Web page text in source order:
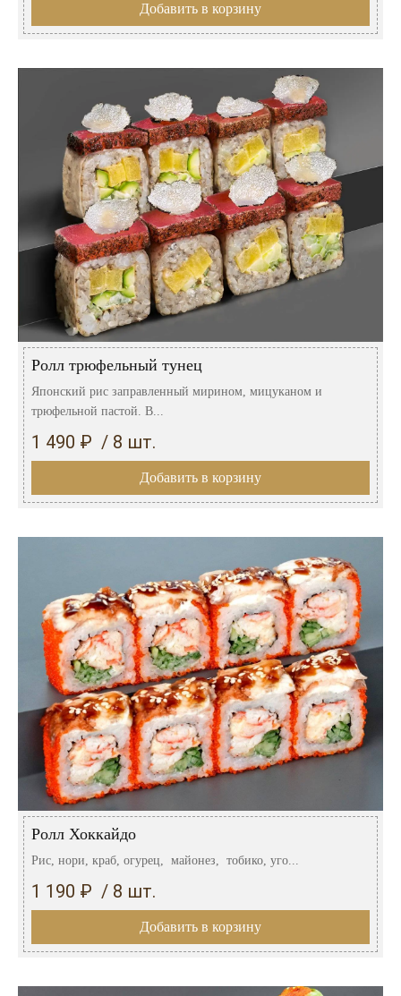
Добавить в корзину
Ролл трюфельный тунец
Японский рис заправленный мирином, мицуканом и
трюфельной пастой. В...
1 490 ₽ / 8 шт.
Добавить в корзину
Ролл Хоккайдо
Рис, нори, краб, огурец, майонез, тобико, уго...
1 190 ₽ / 8 шт.
Добавить в корзину